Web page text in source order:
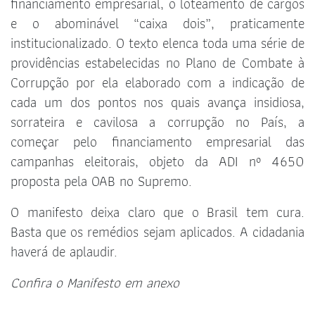
e o abominável “caixa dois”, praticamente
institucionalizado. O texto elenca toda uma série de
providências estabelecidas no Plano de Combate à
Corrupção por ela elaborado com a indicação de
cada um dos pontos nos quais avança insidiosa,
sorrateira e cavilosa a corrupção no País, a
começar pelo financiamento empresarial das
campanhas eleitorais, objeto da ADI nº 4650
proposta pela OAB no Supremo.
O manifesto deixa claro que o Brasil tem cura.
Basta que os remédios sejam aplicados. A cidadania
haverá de aplaudir.
Confira o Manifesto em anexo